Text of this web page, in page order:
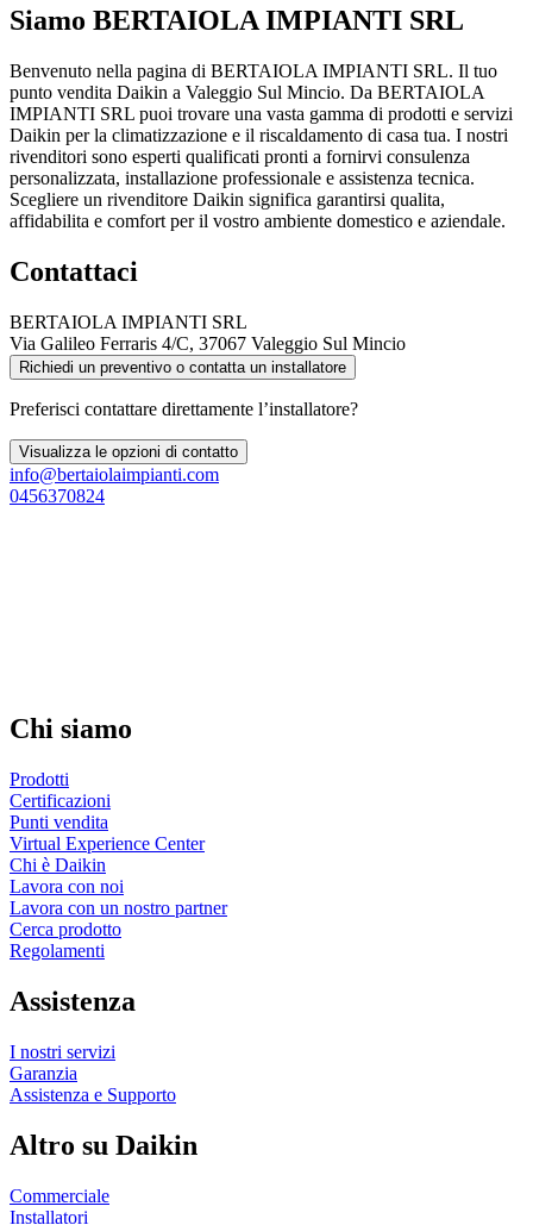
Siamo BERTAIOLA IMPIANTI SRL
Benvenuto nella pagina di BERTAIOLA IMPIANTI SRL. Il tuo
punto vendita Daikin a Valeggio Sul Mincio. Da BERTAIOLA
IMPIANTI SRL puoi trovare una vasta gamma di prodotti e servizi
Daikin per la climatizzazione e il riscaldamento di casa tua. I nostri
rivenditori sono esperti qualificati pronti a fornirvi consulenza
personalizzata, installazione professionale e assistenza tecnica.
Scegliere un rivenditore Daikin significa garantirsi qualita,
affidabilita e comfort per il vostro ambiente domestico e aziendale.
Contattaci
BERTAIOLA IMPIANTI SRL
Via Galileo Ferraris 4/C, 37067 Valeggio Sul Mincio
Richiedi un preventivo o contatta un installatore
Preferisci contattare direttamente l’installatore?
Visualizza le opzioni di contatto
info@bertaiolaimpianti.com
0456370824
Chi siamo
Prodotti
Certificazioni
Punti vendita
Virtual Experience Center
Chi è Daikin
Lavora con noi
Lavora con un nostro partner
Cerca prodotto
Regolamenti
Assistenza
I nostri servizi
Garanzia
Assistenza e Supporto
Altro su Daikin
Commerciale
Installatori